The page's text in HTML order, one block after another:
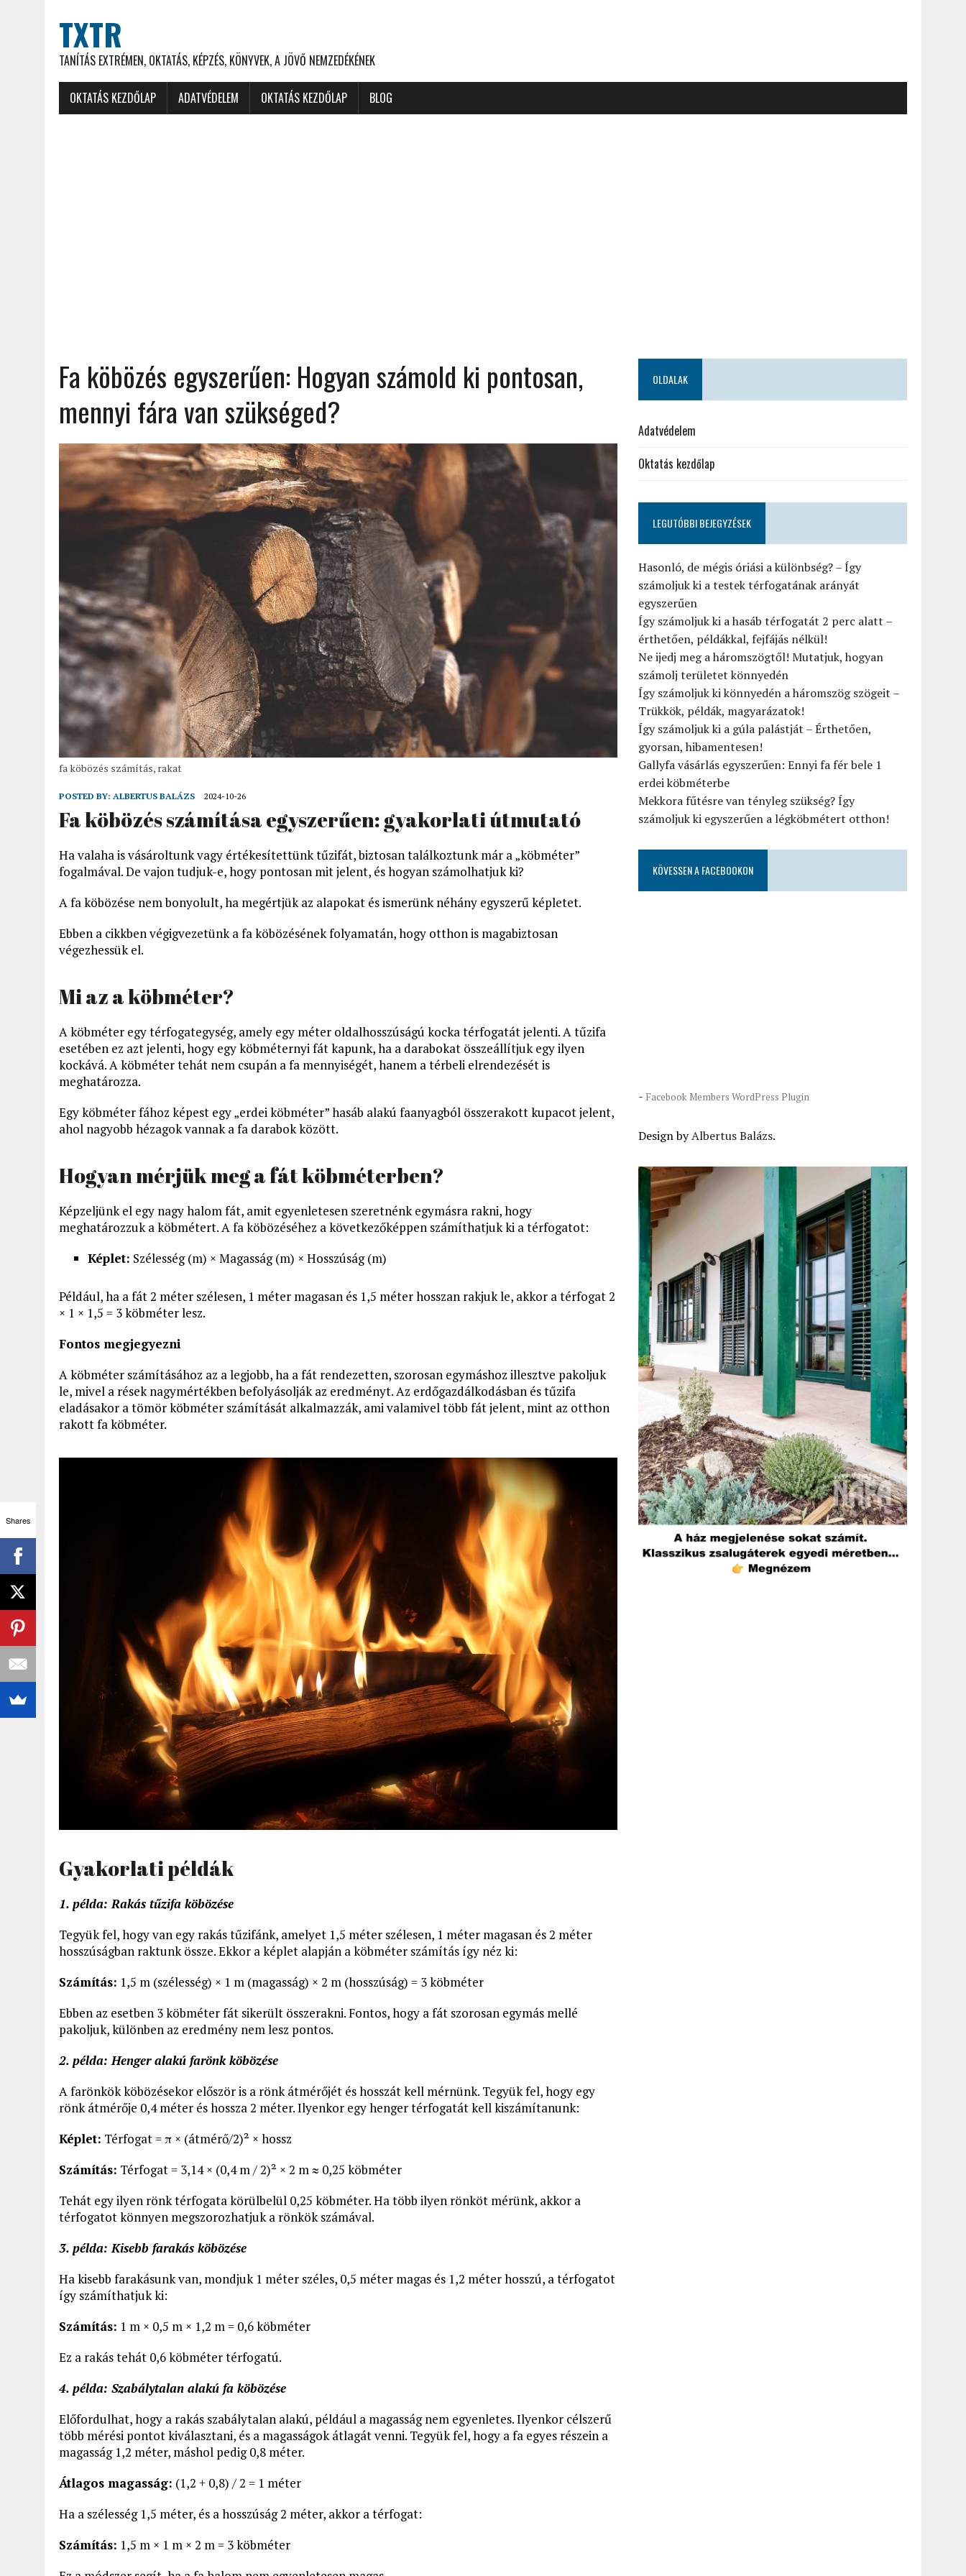
TXTR
TANÍTÁS EXTRÉMEN, OKTATÁS, KÉPZÉS, KÖNYVEK, A JÖVŐ NEMZEDÉKÉNEK
OKTATÁS KEZDŐLAP ADATVÉDELEM OKTATÁS KEZDŐLAP BLOG
Fa köbözés egyszerűen: Hogyan számold ki pontosan,
mennyi fára van szükséged?
fa köbözés számítás, rakat
POSTED BY: ALBERTUS BALÁZS 2024-10-26
Fa köbözés számítása egyszerűen: gyakorlati útmutató
Ha valaha is vásároltunk vagy értékesítettünk tűzifát, biztosan találkoztunk már a „köbméter”
fogalmával. De vajon tudjuk-e, hogy pontosan mit jelent, és hogyan számolhatjuk ki?
A fa köbözése nem bonyolult, ha megértjük az alapokat és ismerünk néhány egyszerű képletet.
Ebben a cikkben végigvezetünk a fa köbözésének folyamatán, hogy otthon is magabiztosan
végezhessük el.
Mi az a köbméter?
A köbméter egy térfogategység, amely egy méter oldalhosszúságú kocka térfogatát jelenti. A tűzifa
esetében ez azt jelenti, hogy egy köbméternyi fát kapunk, ha a darabokat összeállítjuk egy ilyen
kockává. A köbméter tehát nem csupán a fa mennyiségét, hanem a térbeli elrendezését is
meghatározza.
Egy köbméter fához képest egy „erdei köbméter” hasáb alakú faanyagból összerakott kupacot jelent,
ahol nagyobb hézagok vannak a fa darabok között.
Hogyan mérjük meg a fát köbméterben?
Képzeljünk el egy nagy halom fát, amit egyenletesen szeretnénk egymásra rakni, hogy
meghatározzuk a köbmétert. A fa köbözéséhez a következőképpen számíthatjuk ki a térfogatot:
Képlet: Szélesség (m) × Magasság (m) × Hosszúság (m)
Például, ha a fát 2 méter szélesen, 1 méter magasan és 1,5 méter hosszan rakjuk le, akkor a térfogat 2
× 1 × 1,5 = 3 köbméter lesz.
Fontos megjegyezni
A köbméter számításához az a legjobb, ha a fát rendezetten, szorosan egymáshoz illesztve pakoljuk
le, mivel a rések nagymértékben befolyásolják az eredményt. Az erdőgazdálkodásban és tűzifa
eladásakor a tömör köbméter számítását alkalmazzák, ami valamivel több fát jelent, mint az otthon
rakott fa köbméter.
Gyakorlati példák
1. példa: Rakás tűzifa köbözése
Tegyük fel, hogy van egy rakás tűzifánk, amelyet 1,5 méter szélesen, 1 méter magasan és 2 méter
hosszúságban raktunk össze. Ekkor a képlet alapján a köbméter számítás így néz ki:
Számítás: 1,5 m (szélesség) × 1 m (magasság) × 2 m (hosszúság) = 3 köbméter
Ebben az esetben 3 köbméter fát sikerült összerakni. Fontos, hogy a fát szorosan egymás mellé
pakoljuk, különben az eredmény nem lesz pontos.
2. példa: Henger alakú farönk köbözése
A farönkök köbözésekor először is a rönk átmérőjét és hosszát kell mérnünk. Tegyük fel, hogy egy
rönk átmérője 0,4 méter és hossza 2 méter. Ilyenkor egy henger térfogatát kell kiszámítanunk:
Képlet: Térfogat = π × (átmérő/2)² × hossz
Számítás: Térfogat = 3,14 × (0,4 m / 2)² × 2 m ≈ 0,25 köbméter
Tehát egy ilyen rönk térfogata körülbelül 0,25 köbméter. Ha több ilyen rönköt mérünk, akkor a
térfogatot könnyen megszorozhatjuk a rönkök számával.
3. példa: Kisebb farakás köbözése
Ha kisebb farakásunk van, mondjuk 1 méter széles, 0,5 méter magas és 1,2 méter hosszú, a térfogatot
így számíthatjuk ki:
Számítás: 1 m × 0,5 m × 1,2 m = 0,6 köbméter
Ez a rakás tehát 0,6 köbméter térfogatú.
4. példa: Szabálytalan alakú fa köbözése
Előfordulhat, hogy a rakás szabálytalan alakú, például a magasság nem egyenletes. Ilyenkor célszerű
több mérési pontot kiválasztani, és a magasságok átlagát venni. Tegyük fel, hogy a fa egyes részein a
magasság 1,2 méter, máshol pedig 0,8 méter.
Átlagos magasság: (1,2 + 0,8) / 2 = 1 méter
Ha a szélesség 1,5 méter, és a hosszúság 2 méter, akkor a térfogat:
Számítás: 1,5 m × 1 m × 2 m = 3 köbméter
OLDALAK
Adatvédelem
Oktatás kezdőlap
LEGUTÓBBI BEJEGYZÉSEK
Hasonló, de mégis óriási a különbség? – Így
számoljuk ki a testek térfogatának arányát
egyszerűen
Így számoljuk ki a hasáb térfogatát 2 perc alatt –
érthetően, példákkal, fejfájás nélkül!
Ne ijedj meg a háromszögtől! Mutatjuk, hogyan
számolj területet könnyedén
Így számoljuk ki könnyedén a háromszög szögeit –
Trükkök, példák, magyarázatok!
Így számoljuk ki a gúla palástját – Érthetően,
gyorsan, hibamentesen!
Gallyfa vásárlás egyszerűen: Ennyi fa fér bele 1
erdei köbméterbe
Mekkora fűtésre van tényleg szükség? Így
számoljuk ki egyszerűen a légköbmétert otthon!
KÖVESSEN A FACEBOOKON
- Facebook Members WordPress Plugin
Design byAlbertus Balázs.
Shares